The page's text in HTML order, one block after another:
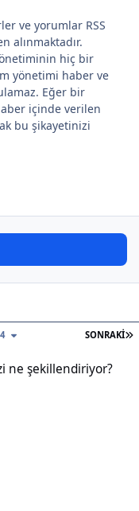
ve yorumlar RSS
alınmaktadır.
hiç bir
yönetimi haber ve
Eğer bir
içinde verilen
bu şikayetinizi
SONRAKI
ne şekillendiriyor?